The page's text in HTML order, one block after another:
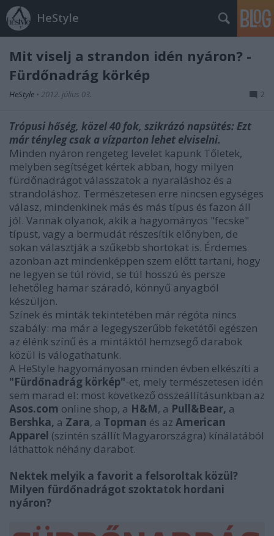
HeStyle
Mit viselj a strandon idén nyáron? -
Fürdőnadrág körkép
HeStyle • 2012. július 03. 2
Trópusi hőség, közel 40 fok, szikrázó napsütés: Ezt
már tényleg csak a vízparton lehet elviselni.
Minden nyáron rengeteg levelet kapunk Tőletek,
melyben segítséget kértek abban, hogy milyen
fürdőnadrágot válasszatok a nyaraláshoz és a
strandoláshoz. Természetesen erre nincsen egységes
válasz, mindenkinek más és más típus és fazon áll
jól. Vannak olyanok, akik a hagyományos "fecske"
típust, vagy a bermudát részesítik előnyben, de
sokan választják a szűkebb shortokat is. Érdemes
azonban azt mindenképpen szem előtt tartani, hogy
ne legyen se túl rövid, se túl hosszú és persze
lehetőleg hamar száradó, könnyű anyagból
készüljön.
Színek és minták tekintetében már régóta nincs
szabály: ma már a legegyszerűbb feketétől egészen
az élénk színű és a mintáktól hemzsegő darabok
közül is válogathatunk.
A HeStyle hagyományosan minden évben elkészíti a
"Fürdőnadrág körkép"-et, mely természetesen idén
sem marad el: most következő összeállításunkban az
Asos.com online shop, a H&M, a Pull&Bear, a
Bershka, a Zara, a Topman és az American
Apparel (szintén szállít Magyarországra) kínálatából
láthattok néhány darabot.
Nektek melyik a favorit a felsoroltak közül?
Milyen fürdőnadrágot szoktatok hordani
nyáron?